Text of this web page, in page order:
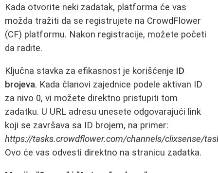
Kada otvorite neki zadatak, platforma će vas
možda tražiti da se registrujete na CrowdFlower
(CF) platformu. Nakon registracije, možete početi
da radite.
Ključna stavka za efikasnost je korišćenje ID
brojeva. Kada članovi zajednice podele aktivan ID
za nivo 0, vi možete direktno pristupiti tom
zadatku. U URL adresu unesete odgovarajući link
koji se završava sa ID brojem, na primer:
https://tasks.crowdflower.com/channels/clixsense/
Ovo će vas odvesti direktno na stranicu zadatka.